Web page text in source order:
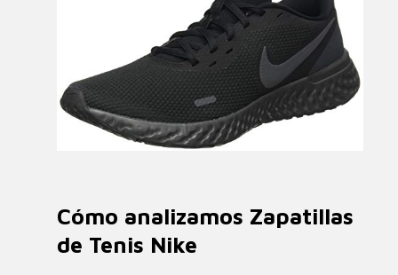
Cómo analizamos Zapatillas
de Tenis Nike